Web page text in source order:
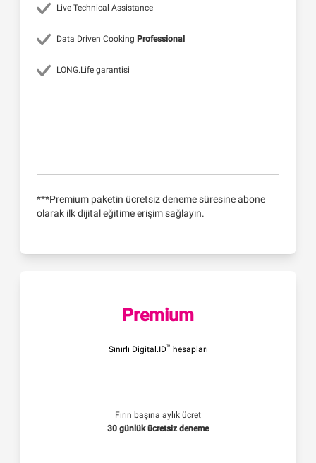
Live Technical Assistance
Data Driven Cooking Professional
LONG.Life garantisi
***Premium paketin ücretsiz deneme süresine abone
olarak ilk dijital eğitime erişim sağlayın.
Premium
Sınırlı Digital.ID™ hesapları
Fırın başına aylık ücret
30 günlük ücretsiz deneme